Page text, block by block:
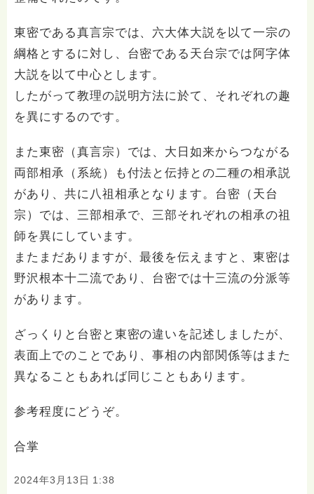
東密である真言宗では、六大体大説を以て一宗の
綱格とするに対し、台密である天台宗では阿字体
大説を以て中心とします。
したがって教理の説明方法に於て、それぞれの趣
を異にするのです。
また東密（真言宗）では、大日如来からつながる
両部相承（系統）も付法と伝持との二種の相承説
があり、共に八祖相承となります。台密（天台
宗）では、三部相承で、三部それぞれの相承の祖
師を異にしています。
またまだありますが、最後を伝えますと、東密は
野沢根本十二流であり、台密では十三流の分派等
があります。
ざっくりと台密と東密の違いを記述しましたが、
表面上でのことであり、事相の内部関係等はまた
異なることもあれば同じこともあります。
参考程度にどうぞ。
合掌
2024年3月13日 1:38